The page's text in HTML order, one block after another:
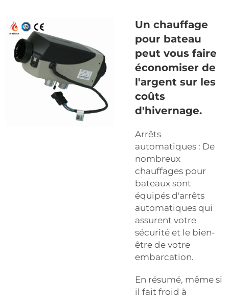
Un chauffage
pour bateau
peut vous faire
économiser de
l'argent sur les
coûts
d'hivernage.
Arrêts
automatiques : De
nombreux
chauffages pour
bateaux sont
équipés d'arrêts
automatiques qui
assurent votre
sécurité et le bien-
être de votre
embarcation.
En résumé, même si
il fait froid à